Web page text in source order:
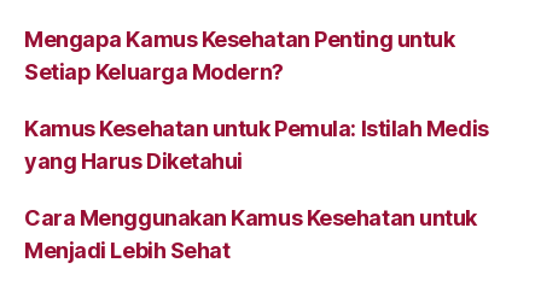
Mengapa Kamus Kesehatan Penting untuk
Setiap Keluarga Modern?
Kamus Kesehatan untuk Pemula: Istilah Medis
yang Harus Diketahui
Cara Menggunakan Kamus Kesehatan untuk
Menjadi Lebih Sehat